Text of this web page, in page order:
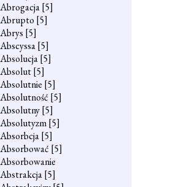
Abrogacja[5]
Abrupto [5]
Abrys [5]
Abscyssa[5]
Absolucja[5]
Absolut[5]
Absolutnie [5]
Absolutność [5]
Absolutny[5]
Absolutyzm[5]
Absorbcja[5]
Absorbować [5]
Absorbowanie
Abstrakcja[5]